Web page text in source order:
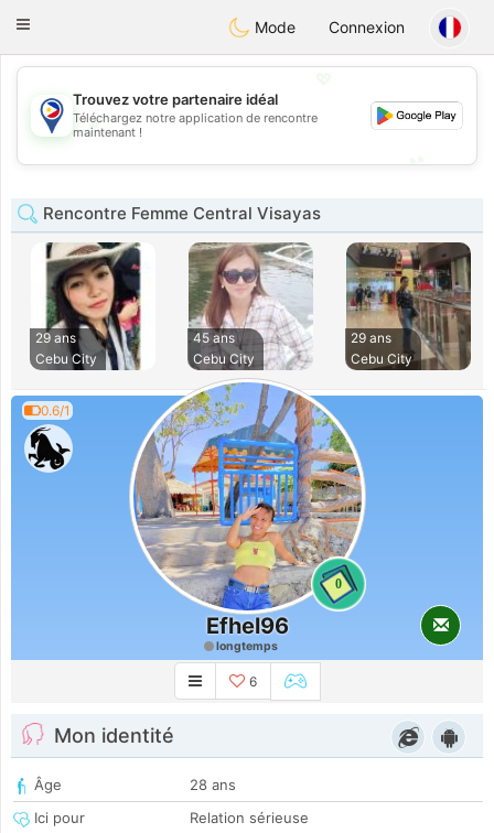
PhilippinesChat
Toggle
Mode Connexion
💖
💕
Trouvez votre partenaire idéal
Téléchargez notre application de rencontre
maintenant !
Rencontre Femme Central Visayas
29 ans
Cebu City
45 ans
Cebu City
29 ans
Cebu City
0.6/1
0
Efhel96
longtemps
6
Mon identité
Âge
28 ans
Ici pour
Relation sérieuse